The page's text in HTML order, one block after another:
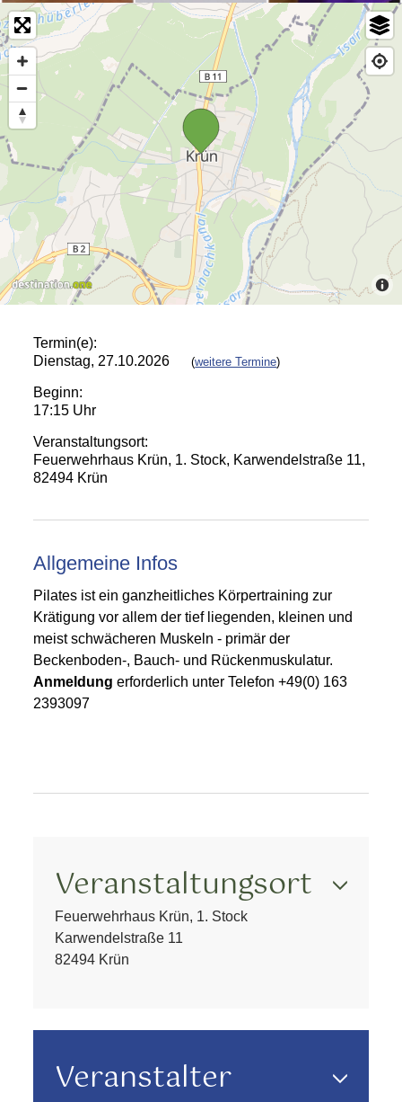
Termin(e):
Dienstag, 27.10.2026
(weitere Termine)
Beginn:
17:15 Uhr
Veranstaltungsort:
Feuerwehrhaus Krün, 1. Stock, Karwendelstraße 11,
82494 Krün
Allgemeine Infos
Pilates ist ein ganzheitliches Körpertraining zur
Krätigung vor allem der tief liegenden, kleinen und
meist schwächeren Muskeln - primär der
Beckenboden-, Bauch- und Rückenmuskulatur.
Anmeldung erforderlich unter Telefon +49(0) 163
2393097
Veranstaltungsort
Feuerwehrhaus Krün, 1. Stock
Karwendelstraße 11
82494 Krün
Veranstalter